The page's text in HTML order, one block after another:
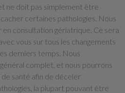
ne doit pas simplement être
certaines pathologies. Nous
en consultation gériatrique. Ce sera
vous sur tous les changements
derniers temps. Nous
complet, et nous pourrons
santé afin de déceler
la plupart pouvant être